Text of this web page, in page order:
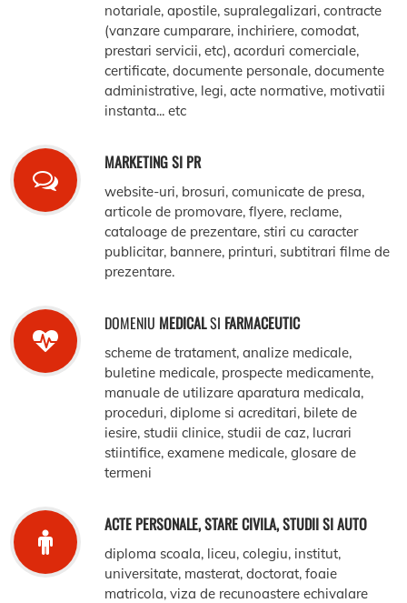
notariale, apostile, supralegalizari, contracte
(vanzare cumparare, inchiriere, comodat,
prestari servicii, etc), acorduri comerciale,
certificate, documente personale, documente
administrative, legi, acte normative, motivatii
instanta... etc
MARKETING SI PR
website-uri, brosuri, comunicate de presa,
articole de promovare, flyere, reclame,
cataloage de prezentare, stiri cu caracter
publicitar, bannere, printuri, subtitrari filme de
prezentare.
DOMENIU MEDICALSI FARMACEUTIC
scheme de tratament, analize medicale,
buletine medicale, prospecte medicamente,
manuale de utilizare aparatura medicala,
proceduri, diplome si acreditari, bilete de
iesire, studii clinice, studii de caz, lucrari
stiintifice, examene medicale, glosare de
termeni
ACTE PERSONALE, STARE CIVILA, STUDII SI AUTO
diploma scoala, liceu, colegiu, institut,
universitate, masterat, doctorat, foaie
matricola, viza de recunoastere echivalare